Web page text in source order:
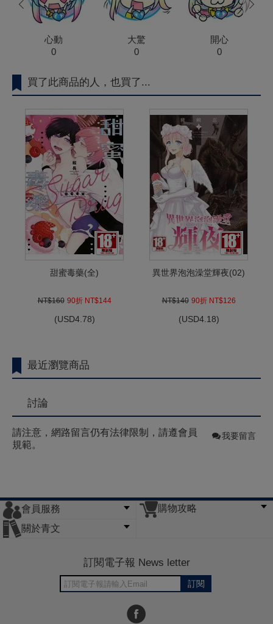
心動
0
大驚
0
開心
0
買了此商品的人，也買了...
甜蜜毒藥(全)
NT$160 90折 NT$144
(USD4.78)
異世界泡泡澡堂輝夜(02)
NT$140 90折 NT$126
(USD4.18)
最近瀏覽商品
討論
請注意，網路留言仍有法律限制，請遵會員
規範。
我要留言
會員服務
會員辦法
客服信箱
隱私條款
網站導覽
購物攻略
關於青文
訂閱電子報 News letter
訂閱